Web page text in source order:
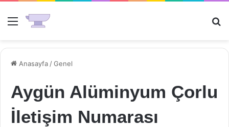
Menü
Anasayfa /Genel
Aygün Alüminyum Çorlu
İletişim Numarası